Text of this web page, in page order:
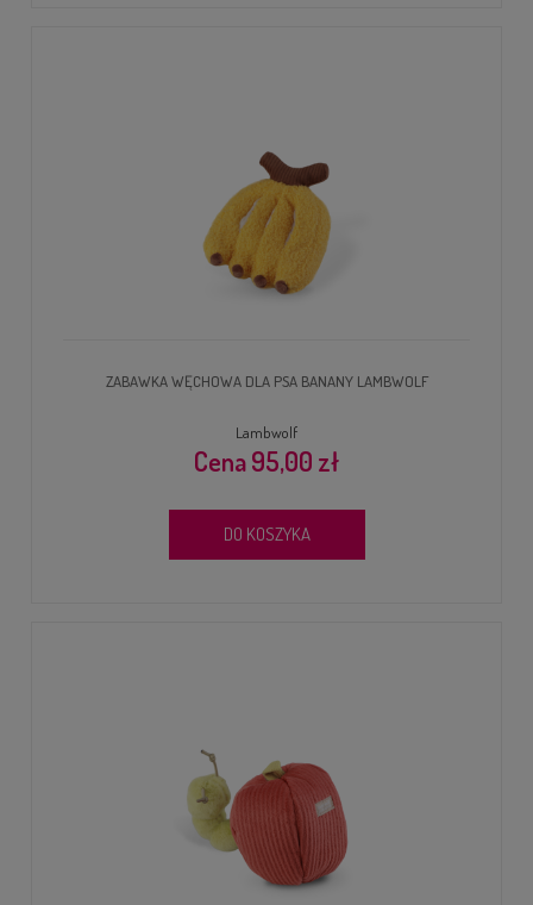
ZABAWKA WĘCHOWA DLA PSA BANANY LAMBWOLF
Lambwolf
95,00 zł
DO KOSZYKA